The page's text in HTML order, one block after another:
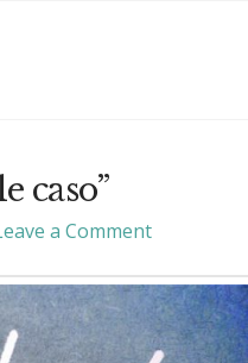
caso”
a Comment